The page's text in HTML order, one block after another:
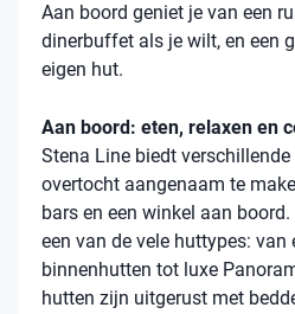
Aan boord geniet je van een
dinerbuffet als je wilt, en een
eigen hut.
Aan boord: eten, relaxen en
Stena Line biedt
overtocht aangenaam te
bars en een winkel aan
een van de vele huttypes: van
binnenhutten tot luxe
hutten zijn uitgerust met